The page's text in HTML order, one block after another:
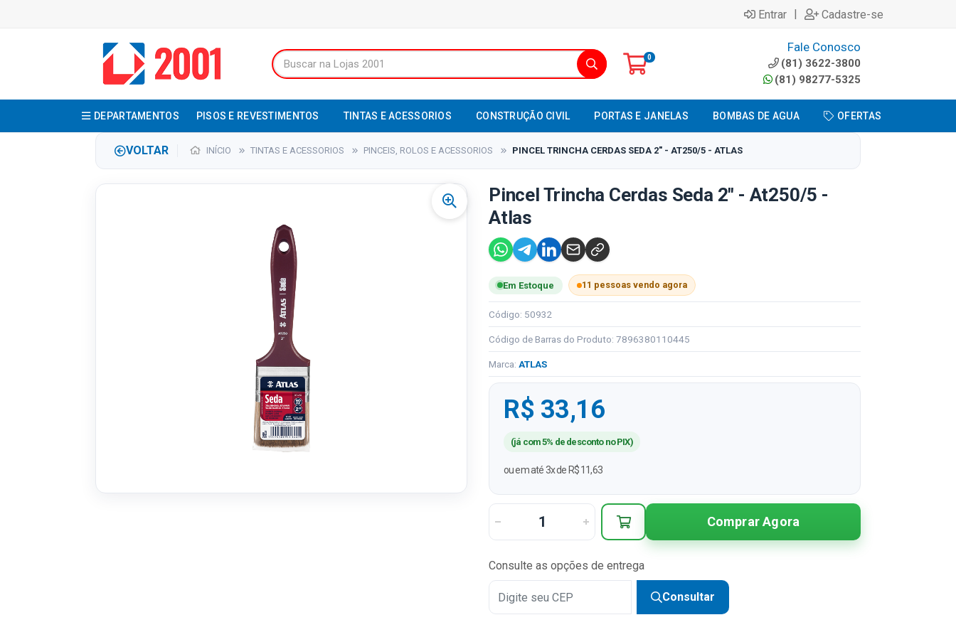
Entrar | Cadastre-se
0
Fale Conosco
(81) 3622-3800
(81) 98277-5325
DEPARTAMENTOS PISOS E REVESTIMENTOS TINTAS E ACESSORIOS CONSTRUÇÃO CIVIL PORTAS E JANELAS BOMBAS DE AGUA OFERTAS
VOLTAR INÍCIO TINTAS E ACESSORIOS PINCEIS, ROLOS E ACESSORIOS PINCEL TRINCHA CERDAS SEDA 2" - AT250/5 - ATLAS
Pincel Trincha Cerdas Seda 2" - At250/5 -
Atlas
Em Estoque 11 pessoas vendo agora
Código: 50932
Código de Barras do Produto: 7896380110445
Marca: ATLAS
R$ 33,16
(já com 5% de desconto no PIX)
ou em até 3x de R$ 11,63
Comprar Agora
Consulte as opções de entrega
Consultar